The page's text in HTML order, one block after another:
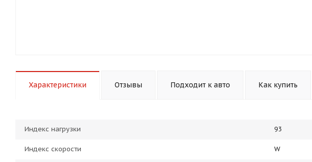
Характеристики Отзывы Подходит к авто Как купить
Индекс нагрузки 93
Индекс скорости W